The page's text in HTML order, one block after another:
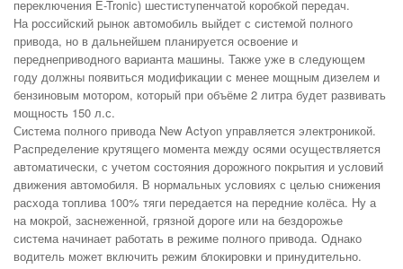
переключения E-Tronic) шестиступенчатой коробкой передач.
На российский рынок автомобиль выйдет с системой полного
привода, но в дальнейшем планируется освоение и
переднеприводного варианта машины. Также уже в следующем
году должны появиться модификации с менее мощным дизелем и
бензиновым мотором, который при объёме 2 литра будет развивать
мощность 150 л.с.
Система полного привода New Actyon управляется электроникой.
Распределение крутящего момента между осями осуществляется
автоматически, с учетом состояния дорожного покрытия и условий
движения автомобиля. В нормальных условиях с целью снижения
расхода топлива 100% тяги передается на передние колёса. Ну а
на мокрой, заснеженной, грязной дороге или на бездорожье
система начинает работать в режиме полного привода. Однако
водитель может включить режим блокировки и принудительно.